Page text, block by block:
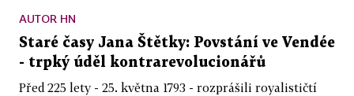
AUTOR HN
Staré časy Jana Štětky: Povstání ve Vendée
- trpký úděl kontrarevolucionářů
Před 225 lety - 25. května 1793 - rozprášili royalističtí